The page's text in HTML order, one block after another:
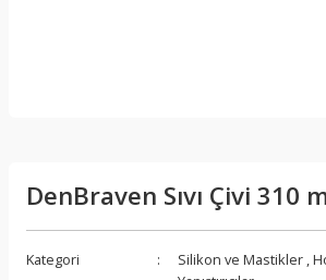
DenBraven Sıvı Çivi 310
Kategori Silikon ve Mastikler ,